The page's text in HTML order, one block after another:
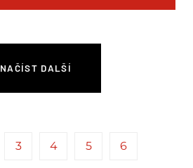
NAČÍST DALŠÍ
3 4 5 6